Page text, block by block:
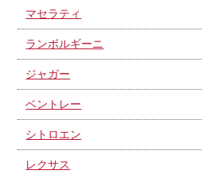
マセラティ
ランボルギーニ
ジャガー
ベントレー
シトロエン
レクサス